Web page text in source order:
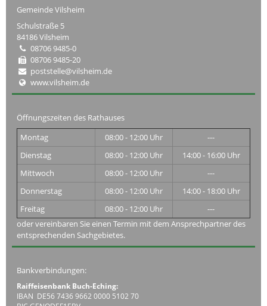
Gemeinde Vilsheim
Schulstraße 5
84186 Vilsheim
08706 9485-0
08706 9485-20
poststelle@vilsheim.de
www.vilsheim.de
Öffnungszeiten des Rathauses
Montag
08:00 - 12:00 Uhr
---
Dienstag
08:00 - 12:00 Uhr
14:00 - 16:00 Uhr
Mittwoch
08:00 - 12:00 Uhr
---
Donnerstag
08:00 - 12:00 Uhr
14:00 - 18:00 Uhr
Freitag
08:00 - 12:00 Uhr
---
oder vereinbaren Sie einen Termin mit dem Ansprechpartner des
entsprechenden Sachgebietes.
Bankverbindungen:
Raiffeisenbank Buch-Eching:
IBAN DE56 7436 9662 0000 5102 70